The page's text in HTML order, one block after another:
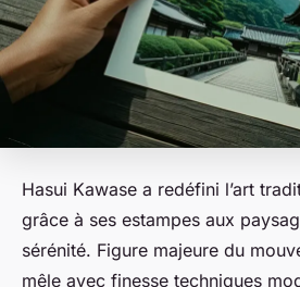
Hasui Kawase a redéfini l’art
grâce à ses estampes aux
sérénité. Figure majeure du
mêle avec finesse techniques